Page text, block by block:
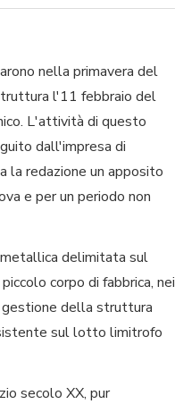
nella primavera del
l'11 febbraio del
L'attività di questo
dall'impresa di
la redazione un apposito
e per un periodo non
delimitata sul
corpo di fabbrica, nei
gestione della struttura
sul lotto limitrofo
secolo XX, pur